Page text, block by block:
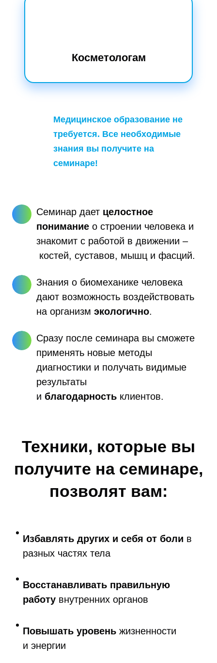
Косметологам
Медицинское образование не
требуется. Все необходимые
знания вы получите на
семинаре!
Семинар дает целостное
понимание о строении человека и
знакомит с работой в движении –
костей, суставов, мышц и фасций.
Знания о биомеханике человека
дают возможность воздействовать
на организм экологично.
Сразу после семинара вы сможете
применять новые методы
диагностики и получать видимые
результаты
и благодарность клиентов.
Техники, которые вы
получите на семинаре,
позволят вам:
Избавлять других и себя от боли в
разных частях тела
Восстанавливать правильную
работу внутренних органов
Повышать уровень жизненности
и энергии